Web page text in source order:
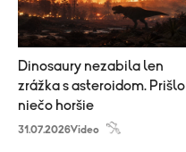
Dinosaury nezabila len
zrážka s asteroidom. Prišlo
niečo horšie
31.07.2026Video